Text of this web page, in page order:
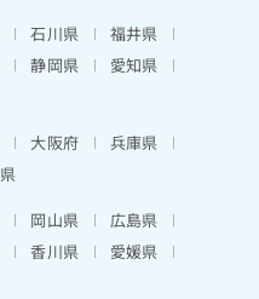
石川県
福井県
静岡県
愛知県
大阪府
兵庫県
岡山県
広島県
香川県
愛媛県